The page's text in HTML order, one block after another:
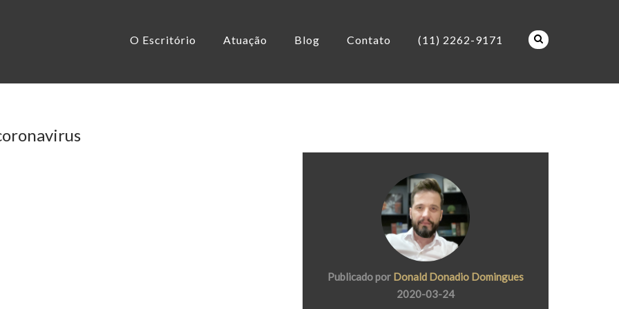
O Escritório Atuação Blog Contato (11) 2262-9171
Publicado por Donald Donadio Domingues
2020-03-24